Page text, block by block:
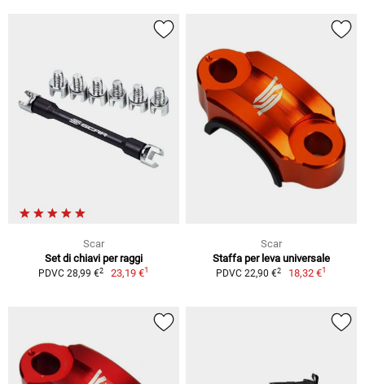
Scar
Set di chiavi per raggi
PDVC 28,99 €2 23,19 €1
Scar
Staffa per leva universale
PDVC 22,90 €2 18,32 €1